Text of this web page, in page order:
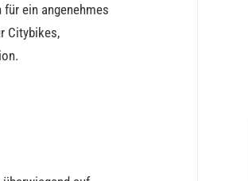
ein angenehmes
Citybikes,